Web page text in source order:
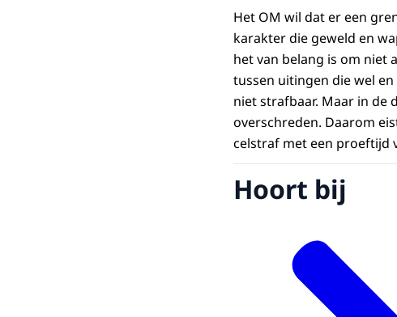
Het OM wil dat er een
karakter die geweld en
het van belang is om niet
tussen uitingen die wel
niet strafbaar. Maar in de
overschreden. Daarom
celstraf met een proeftijd
Hoort bij